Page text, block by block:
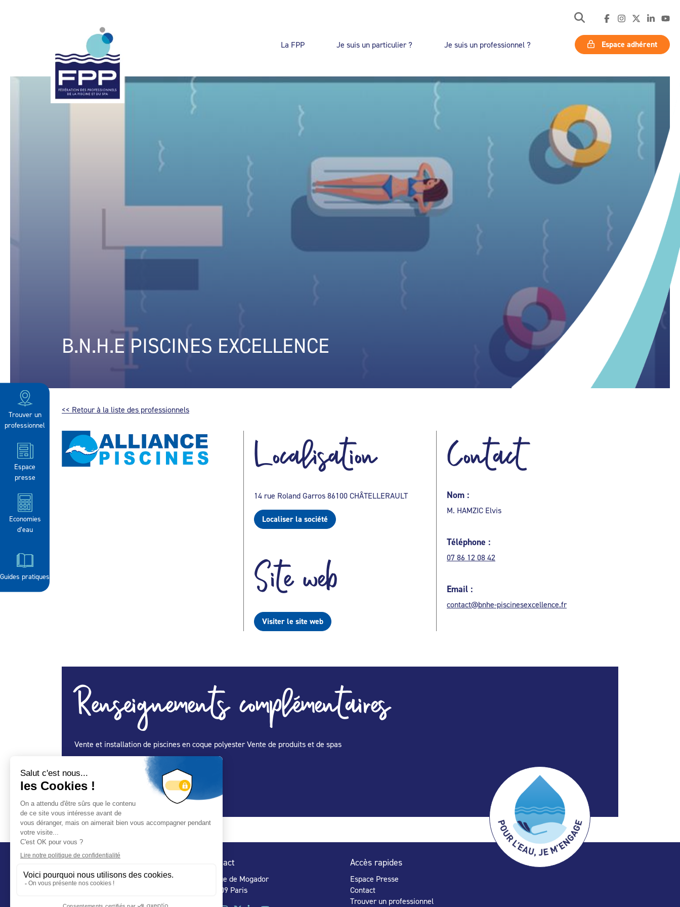
La FPP Je suis un particulier ? Je suis un professionnel ? Espace adhérent
Trouver un
professionnel
Espace
presse
Economies
d’eau
Guides pratiques
B.N.H.E PISCINES EXCELLENCE
<< Retour à la liste des professionnels
Localisation
14 rue Roland Garros 86100 CHÂTELLERAULT
Localiser la société
Site web
Visiter le site web
Contact
Nom :
M. HAMZIC Elvis
Téléphone :
07 86 12 08 42
Email :
contact@bnhe-piscinesexcellence.fr
Renseignements complémentaires
Vente et installation de piscines en coque polyester Vente de produits et de spas
Spécialité Construction :
Spécialité Entretien Maintenance :
Spécialité Spa : Oui
Contact
32 rue de Mogador
75 009 Paris
Accès rapides
Espace Presse
Contact
Trouver un professionnel